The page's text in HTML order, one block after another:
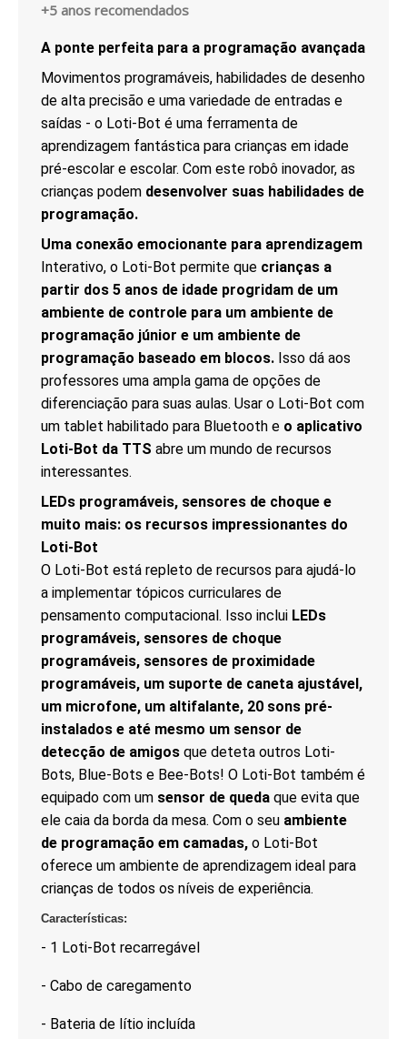
LOGICO PRIMO
LOGICO MAXIMO
LÜK
CATÁLOGOS
CONTACTOS
+5 anos recomendados
A ponte perfeita para a programação avançada
Movimentos programáveis, habilidades de desenho
de alta precisão e uma variedade de entradas e
saídas - o Loti-Bot é uma ferramenta de
aprendizagem fantástica para crianças em idade
pré-escolar e escolar. Com este robô inovador, as
crianças podem desenvolver suas habilidades de
programação.
Uma conexão emocionante para aprendizagem
Interativo, o Loti-Bot permite que crianças a
partir dos 5 anos de idade progridam de um
ambiente de controle para um ambiente de
programação júnior e um ambiente de
programação baseado em blocos. Isso dá aos
professores uma ampla gama de opções de
diferenciação para suas aulas. Usar o Loti-Bot com
um tablet habilitado para Bluetooth e o aplicativo
Loti-Bot da TTS abre um mundo de recursos
interessantes.
LEDs programáveis, sensores de choque e
muito mais: os recursos impressionantes do
Loti-Bot
O Loti-Bot está repleto de recursos para ajudá-lo
a implementar tópicos curriculares de
pensamento computacional. Isso inclui LEDs
programáveis, sensores de choque
programáveis, sensores de proximidade
programáveis, um suporte de caneta ajustável,
um microfone, um altifalante, 20 sons pré-
instalados e até mesmo um sensor de
detecção de amigos que deteta outros Loti-
Bots, Blue-Bots e Bee-Bots! O Loti-Bot também é
equipado com um sensor de queda que evita que
ele caia da borda da mesa. Com o seu ambiente
de programação em camadas, o Loti-Bot
oferece um ambiente de aprendizagem ideal para
crianças de todos os níveis de experiência.
Características:
- 1 Loti-Bot recarregável
- Cabo de caregamento
- Bateria de lítio incluída